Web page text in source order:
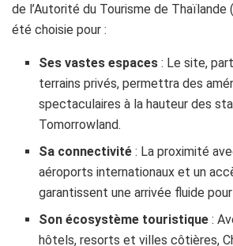
de l’Autorité du Tourisme de Thaïlande
été choisie pour :
Ses vastes espaces : Le site,
terrains privés, permettra des
spectaculaires à la hauteur des
Tomorrowland.
Sa connectivité : La proximité
aéroports internationaux et un
garantissent une arrivée fluide
Son écosystème touristique :
hôtels, resorts et villes côtières,